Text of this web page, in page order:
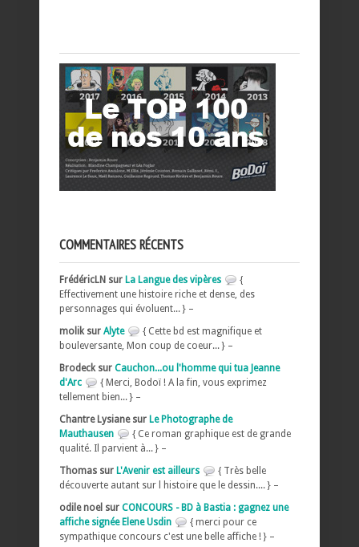
COMMENTAIRES RÉCENTS
FrédéricLN sur La Langue des vipères
{
Effectivement une histoire riche et dense, des
personnages qui évoluent... } –
molik sur Alyte
{ Cette bd est magnifique et
bouleversante, Mon coup de coeur... } –
Brodeck sur Cauchon...ou l'homme qui tua Jeanne
d'Arc
{ Merci, Bodoï ! A la fin, vous exprimez
tellement bien... } –
Chantre Lysiane sur Le Photographe de
Mauthausen
{ Ce roman graphique est de grande
qualité. Il parvient à... } –
Thomas sur L'Avenir est ailleurs
{ Très belle
découverte autant sur l histoire que le dessin.... } –
odile noel sur CONCOURS - BD à Bastia : gagnez une
affiche signée Elene Usdin
{ merci pour ce
sympathique concours c'est une belle affiche ! } –